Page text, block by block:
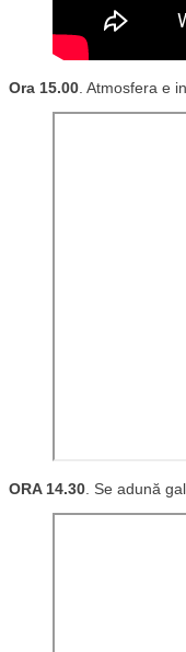
Ora 15.00 . Atmosfera e
ORA 14.30 . Se adună